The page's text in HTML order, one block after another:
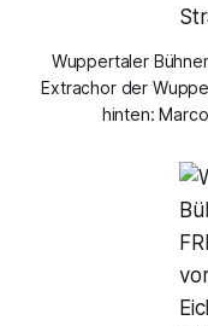
Wuppertaler
Extrachor der
hinten: